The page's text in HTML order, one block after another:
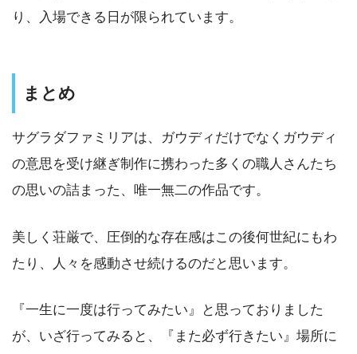
り、入場できる日が限られています。
まとめ
サグラダファミリアは、ガウディだけでなくガウディ
の意思を受け継ぎ制作に携わった多くの職人さんたち
の思いの詰まった、唯一無二の作品です。
美しく荘厳で、圧倒的な存在感はこの後何世紀にもわ
たり、人々を感動させ続けるのだと思います。
『一生に一度は行ってみたい』と思っておりました
が、いざ行ってみると、『また必ず行きたい』場所に